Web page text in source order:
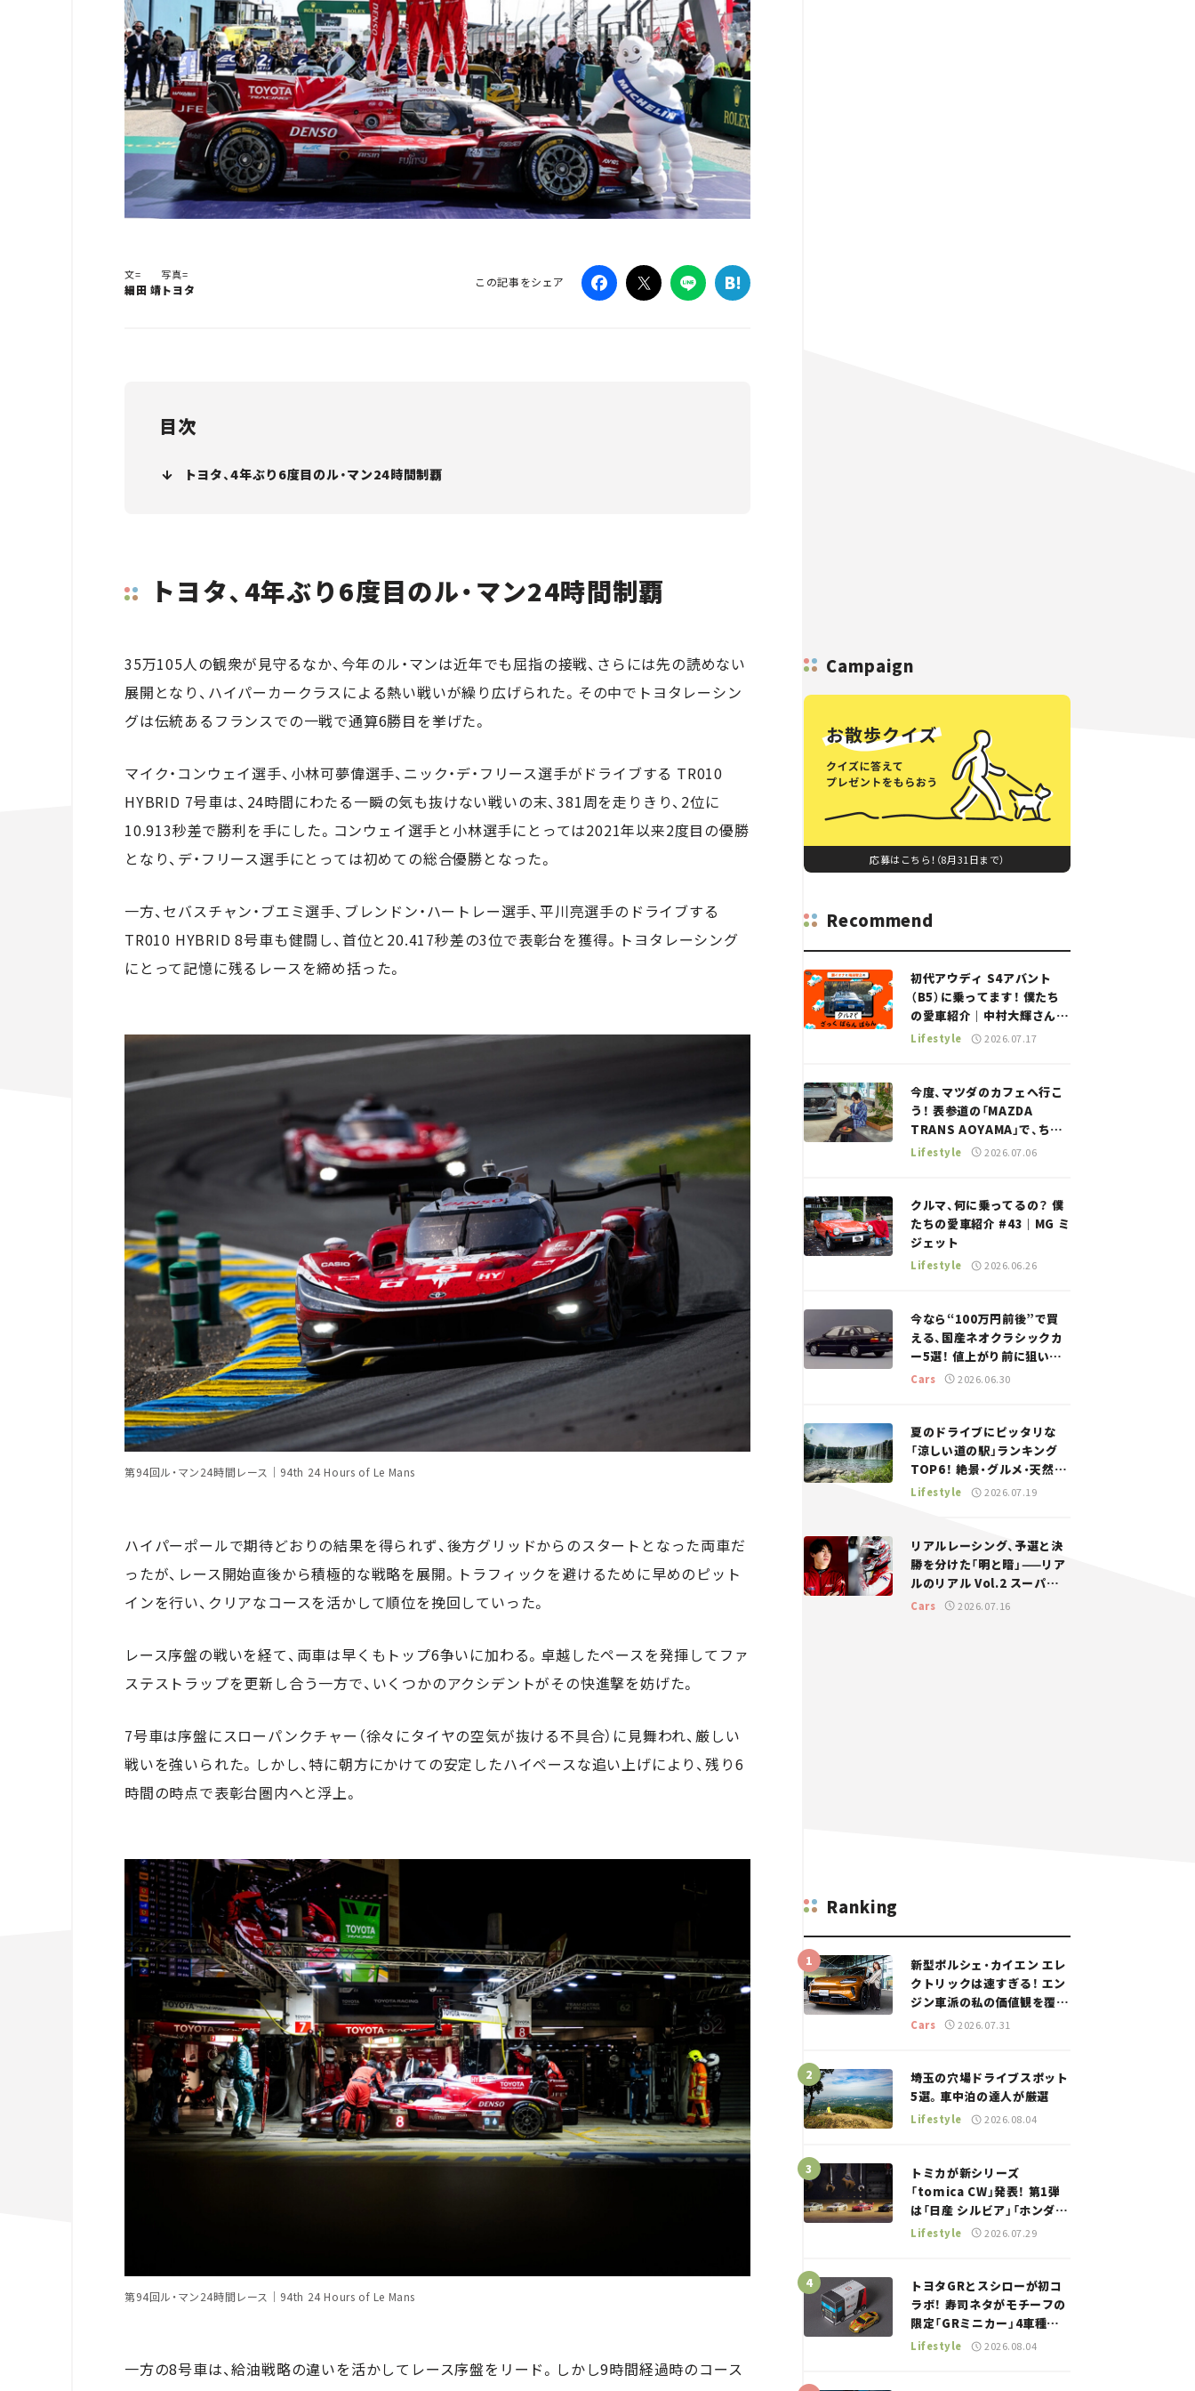
文=
細田 靖
写真=
トヨタ
この記事をシェア
目次
トヨタ、4年ぶり6度目のル・マン24時間制覇
トヨタ、4年ぶり6度目のル・マン24時間制覇
35万105人の観衆が見守るなか、今年のル・マンは近年でも屈指の接戦、さらには先の読めない
展開となり、ハイパーカークラスによる熱い戦いが繰り広げられた。その中でトヨタレーシン
グは伝統あるフランスでの一戦で通算6勝目を挙げた。
マイク・コンウェイ選手、小林可夢偉選手、ニック・デ・フリース選手がドライブする TR010
HYBRID 7号車は、24時間にわたる一瞬の気も抜けない戦いの末、381周を走りきり、2位に
10.913秒差で勝利を手にした。コンウェイ選手と小林選手にとっては2021年以来2度目の優勝
となり、デ・フリース選手にとっては初めての総合優勝となった。
一方、セバスチャン・ブエミ選手、ブレンドン・ハートレー選手、平川亮選手のドライブする
TR010 HYBRID 8号車も健闘し、首位と20.417秒差の3位で表彰台を獲得。トヨタレーシング
にとって記憶に残るレースを締め括った。
第94回ル・マン24時間レース｜94th 24 Hours of Le Mans
ハイパーポールで期待どおりの結果を得られず、後方グリッドからのスタートとなった両車だ
ったが、レース開始直後から積極的な戦略を展開。トラフィックを避けるために早めのピット
インを行い、クリアなコースを活かして順位を挽回していった。
レース序盤の戦いを経て、両車は早くもトップ6争いに加わる。卓越したペースを発揮してファ
ステストラップを更新し合う一方で、いくつかのアクシデントがその快進撃を妨げた。
7号車は序盤にスローパンクチャー（徐々にタイヤの空気が抜ける不具合）に見舞われ、厳しい
戦いを強いられた。しかし、特に朝方にかけての安定したハイペースな追い上げにより、残り6
時間の時点で表彰台圏内へと浮上。
第94回ル・マン24時間レース｜94th 24 Hours of Le Mans
一方の8号車は、給油戦略の違いを活かしてレース序盤をリード。しかし9時間経過時のコース
Campaign
応募はこちら！（8月31日まで）
Recommend
初代アウディ S4アバント
（B5）に乗ってます！ 僕たち
の愛車紹介｜中村大輝さん
——瀬イオナと嶋田智之の
Lifestyle 2026.07.17
今度、マツダのカフェへ行こ
う！ 表参道の「MAZDA
TRANS AOYAMA」で、ちょ
っとひと息。——連載｜CCG
Lifestyle 2026.07.06
クルマ、何に乗ってるの？ 僕
たちの愛車紹介 #43｜MG ミ
ジェット
Lifestyle 2026.06.26
今なら“100万円前後”で買
える、国産ネオクラシックカ
ー5選！ 値上がり前に狙いた
い、中古車探しをお手伝い――ち
Cars 2026.06.30
夏のドライブにピッタリな
「涼しい道の駅」ランキング
TOP6！ 絶景・グルメ・天然ク
ーラーなど、避暑におすすめ
Lifestyle 2026.07.19
リアルレーシング、予選と決
勝を分けた「明と暗」——リア
ルのリアル Vol.2 スーパー
GT 2026開幕戦 岡山国際サ
Cars 2026.07.16
Ranking
新型ポルシェ・カイエン エレ
クトリックは速すぎる！ エン
ジン車派の私の価値観を覆し
た、新しいポルシェの走り。
Cars 2026.07.31
埼玉の穴場ドライブスポット
5選。車中泊の達人が厳選
Lifestyle 2026.08.04
トミカが新シリーズ
「tomica CW」発表！ 第1弾
は「日産 シルビア」「ホンダ
NSX」が登場。世界が注目す
Lifestyle 2026.07.29
トヨタGRとスシローが初コ
ラボ！ 寿司ネタがモチーフの
限定「GRミニカー」4車種が
登場。入手方法は？【クルマ
Lifestyle 2026.08.04